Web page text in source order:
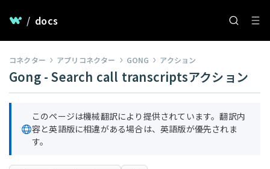
/ docs
コネクター アプリコネクター GONG アクション
Gong - Search call transcriptsアクション
このページは機械翻訳により提供されています。翻訳内
容と英語版に相違がある場合は、英語版が優先されま
す。